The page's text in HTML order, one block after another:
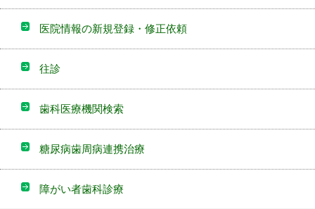
医院情報の新規登録・修正依頼
往診
歯科医療機関検索
糖尿病歯周病連携治療
障がい者歯科診療